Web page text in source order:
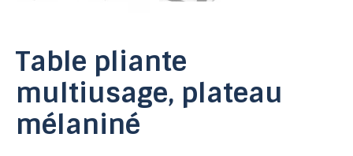
Table pliante
multiusage, plateau
mélaniné